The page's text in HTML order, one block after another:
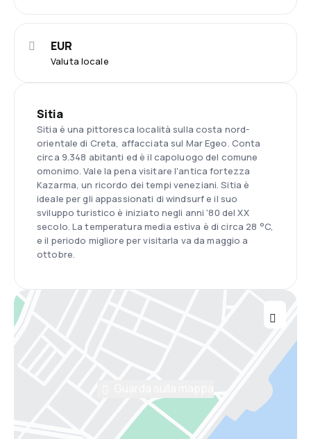
Valuta locale
EUR
Sitia
Sitia è una pittoresca località sulla costa nord-
orientale di Creta, affacciata sul Mar Egeo. Conta
circa 9.348 abitanti ed è il capoluogo del comune
omonimo. Vale la pena visitare l'antica fortezza
Kazarma, un ricordo dei tempi veneziani. Sitia è
ideale per gli appassionati di windsurf e il suo
sviluppo turistico è iniziato negli anni '80 del XX
secolo. La temperatura media estiva è di circa 28 °C,
e il periodo migliore per visitarla va da maggio a
ottobre.